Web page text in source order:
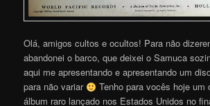
Olá, amigos cultos e ocultos! Para não
abandonei o barco, que deixei o Samuca
aqui me apresentando e apresentando um
para não variar
Tenho para vocês hoje um
álbum raro lançado nos Estados Unidos no